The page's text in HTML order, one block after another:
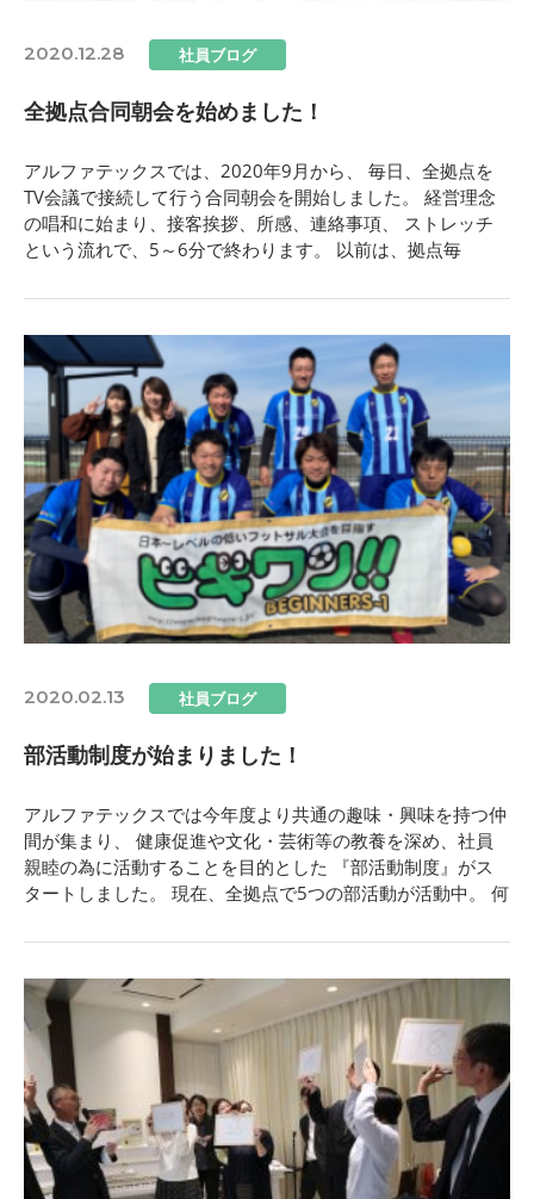
2020.12.28 社員ブログ
全拠点合同朝会を始めました！
アルファテックスでは、2020年9月から、 毎日、全拠点を
TV会議で接続して行う合同朝会を開始しました。 経営理念
の唱和に始まり、接客挨拶、所感、連絡事項、 ストレッチ
という流れで、5～6分で終わります。 以前は、拠点毎
2020.02.13 社員ブログ
部活動制度が始まりました！
アルファテックスでは今年度より共通の趣味・興味を持つ仲
間が集まり、 健康促進や文化・芸術等の教養を深め、社員
親睦の為に活動することを目的とした 『部活動制度』がス
タートしました。 現在、全拠点で5つの部活動が活動中。 何